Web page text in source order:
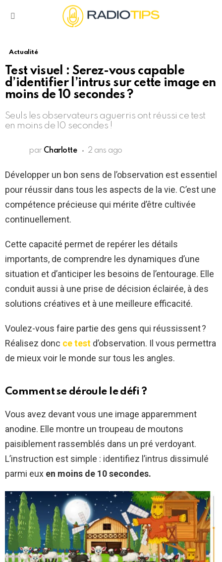
Actualité
Test visuel : Serez-vous capable
d’identifier l’intrus sur cette image en
moins de 10 secondes ?
Seuls les observateurs aguerris ont réussi ce test
en moins de 10 secondes !
par Charlotte 2 ans ago
Développer un bon sens de l’observation est essentiel
pour réussir dans tous les aspects de la vie. C’est une
compétence précieuse qui mérite d’être cultivée
continuellement.
Cette capacité permet de repérer les détails
importants, de comprendre les dynamiques d’une
situation et d’anticiper les besoins de l’entourage. Elle
conduit aussi à une prise de décision éclairée, à des
solutions créatives et à une meilleure efficacité.
Voulez-vous faire partie des gens qui réussissent ?
Réalisez donc ce test d’observation. Il vous permettra
de mieux voir le monde sur tous les angles.
Comment se déroule le défi ?
Vous avez devant vous une image apparemment
anodine. Elle montre un troupeau de moutons
paisiblement rassemblés dans un pré verdoyant.
L’instruction est simple : identifiez l’intrus dissimulé
parmi eux en moins de 10 secondes.